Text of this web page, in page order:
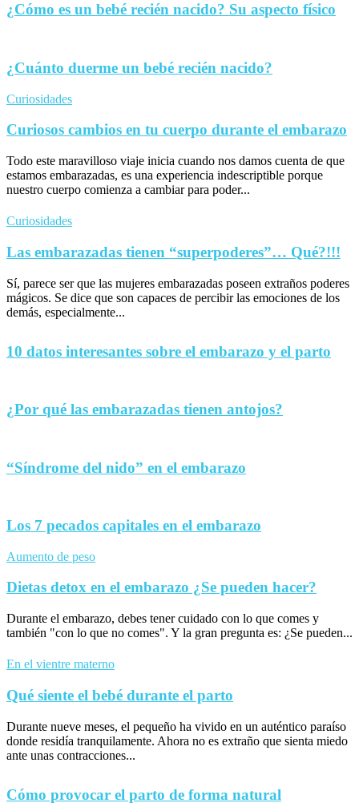
¿Cómo es un bebé recién nacido? Su aspecto físico
¿Cuánto duerme un bebé recién nacido?
Curiosidades
Curiosos cambios en tu cuerpo durante el embarazo
Todo este maravilloso viaje inicia cuando nos damos cuenta de que
estamos embarazadas, es una experiencia indescriptible porque
nuestro cuerpo comienza a cambiar para poder...
Curiosidades
Las embarazadas tienen “superpoderes”… Qué?!!!
Sí, parece ser que las mujeres embarazadas poseen extraños poderes
mágicos. Se dice que son capaces de percibir las emociones de los
demás, especialmente...
10 datos interesantes sobre el embarazo y el parto
¿Por qué las embarazadas tienen antojos?
“Síndrome del nido” en el embarazo
Los 7 pecados capitales en el embarazo
Aumento de peso
Dietas detox en el embarazo ¿Se pueden hacer?
Durante el embarazo, debes tener cuidado con lo que comes y
también "con lo que no comes". Y la gran pregunta es: ¿Se pueden...
En el vientre materno
Qué siente el bebé durante el parto
Durante nueve meses, el pequeño ha vivido en un auténtico paraíso
donde residía tranquilamente. Ahora no es extraño que sienta miedo
ante unas contracciones...
Cómo provocar el parto de forma natural